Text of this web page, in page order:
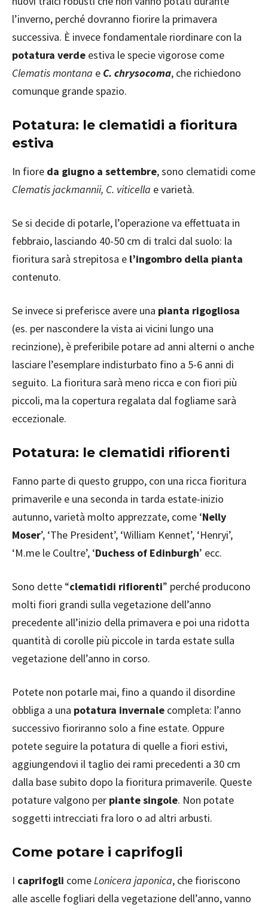
l’inverno, perché dovranno fiorire la primavera
successiva. È invece fondamentale riordinare con la
potatura verde estiva le specie vigorose come
Clematis montana e C. chrysocoma, che richiedono
comunque grande spazio.
Potatura: le clematidi a fioritura
estiva
In fiore da giugno a settembre, sono clematidi come
Clematis jackmannii, C. viticella e varietà.
Se si decide di potarle, l’operazione va effettuata in
febbraio, lasciando 40-50 cm di tralci dal suolo: la
fioritura sarà strepitosa e l’ingombro della pianta
contenuto.
Se invece si preferisce avere una pianta rigogliosa
(es. per nascondere la vista ai vicini lungo una
recinzione), è preferibile potare ad anni alterni o anche
lasciare l’esemplare indisturbato fino a 5-6 anni di
seguito. La fioritura sarà meno ricca e con fiori più
piccoli, ma la copertura regalata dal fogliame sarà
eccezionale.
Potatura: le clematidi rifiorenti
Fanno parte di questo gruppo, con una ricca fioritura
primaverile e una seconda in tarda estate-inizio
autunno, varietà molto apprezzate, come ‘Nelly
Moser’, ‘The President’, ‘William Kennet’, ‘Henryi’,
‘M.me le Coultre’, ‘Duchess of Edinburgh’ ecc.
Sono dette “clematidi rifiorenti” perché producono
molti fiori grandi sulla vegetazione dell’anno
precedente all’inizio della primavera e poi una ridotta
quantità di corolle più piccole in tarda estate sulla
vegetazione dell’anno in corso.
Potete non potarle mai, fino a quando il disordine
obbliga a una potatura invernale completa: l’anno
successivo fioriranno solo a fine estate. Oppure
potete seguire la potatura di quelle a fiori estivi,
aggiungendovi il taglio dei rami precedenti a 30 cm
dalla base subito dopo la fioritura primaverile. Queste
potature valgono per piante singole. Non potate
soggetti intrecciati fra loro o ad altri arbusti.
Come potare i caprifogli
I caprifogli comeLonicera japonica, che fioriscono
alle ascelle fogliari della vegetazione dell’anno, vanno